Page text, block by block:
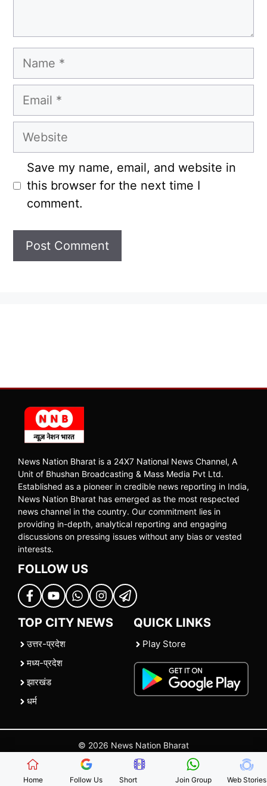
Name
Email
Website
Save my name, email, and website in
this browser for the next time I
comment.
News Nation Bharat is a 24X7 National News Channel, A
Unit of Bhushan Broadcasting & Mass Media Pvt Ltd.
Established as a pioneer in credible news reporting in India,
News Nation Bharat has emerged as the most respected
news channel in the country. Our commitment lies in
providing in-depth, analytical reporting and engaging
discussions on pressing issues without any bias or vested
interests.
FOLLOW US
TOP CITY NEWS
उत्तर-प्रदेश
मध्य-प्रदेश
झारखंड
धर्म
QUICK LINKS
Play Store
© 2026 News Nation Bharat
| |Contact Us |Policies Terms and Conditions
Home Follow Us Short Join Group Web Stories